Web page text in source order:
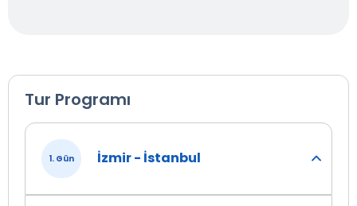
Tur Programı
1. Gün İzmir - İstanbul